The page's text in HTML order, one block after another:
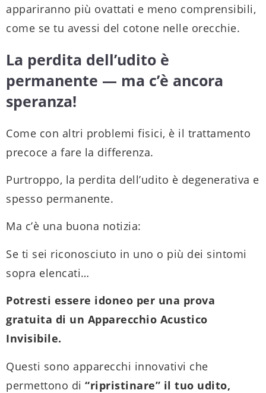
appariranno più ovattati e meno comprensibili,
come se tu avessi del cotone nelle orecchie.
La perdita dell’udito è
permanente — ma c’è ancora
speranza!
Come con altri problemi fisici, è il trattamento
precoce a fare la differenza.
Purtroppo, la perdita dell’udito è degenerativa e
spesso permanente.
Ma c’è una buona notizia:
Se ti sei riconosciuto in uno o più dei sintomi
sopra elencati…
Potresti essere idoneo per una prova
gratuita di un Apparecchio Acustico
Invisibile.
Questi sono apparecchi innovativi che
permettono di “ripristinare” il tuo udito,